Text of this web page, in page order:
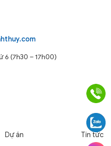
6 (7h30 – 17h00)
Dự án Tin tức